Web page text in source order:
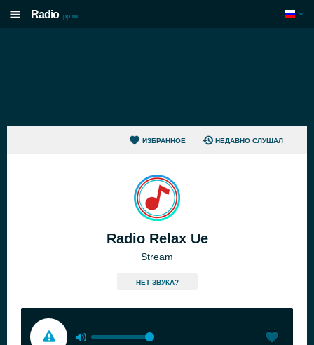
Radio .pp.ru
ИЗБРАННОЕ НЕДАВНО СЛУШАЛ
Radio Relax Ue
Stream
HЕТ ЗВУКА?